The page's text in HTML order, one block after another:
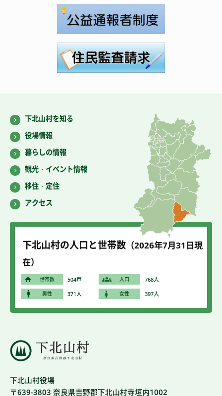
下北山村役場
〒639-3803 奈良県吉野郡下北山村寺垣内1002
下北山村を知る
役場情報
暮らしの情報
観光・イベント情報
移住・定住
アクセス
下北山村の人口と世帯数 （2026年7月31 日現
在）
世帯数 504戸 人口 768人
男性 371人 女性 397人